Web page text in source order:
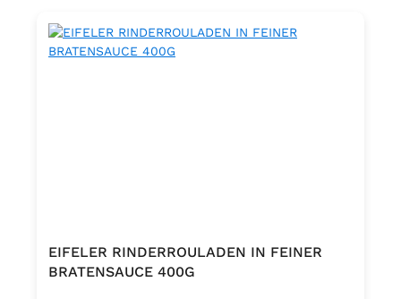
EIFELER RINDERROULADEN IN FEINER
BRATENSAUCE 400G